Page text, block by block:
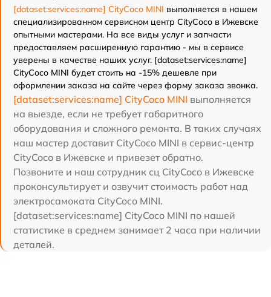
[dataset:services:name] CityCoco MINI выполняется в нашем
специализированном сервисном центр CityCoco в Ижевске
опытными мастерами. На все виды услуг и запчасти
предоставляем расширенную гарантию - мы в сервисе
уверены в качестве наших услуг. [dataset:services:name]
CityCoco MINI будет стоить на -15% дешевле при
оформлении заказа на сайте через форму заказа звонка.
[dataset:services:name] CityCoco MINI выполняется
на выезде, если не требует габаритного
оборудования и сложного ремонта. В таких случаях
наш мастер доставит CityCoco MINI в сервис-центр
CityCoco в Ижевске и привезет обратно.
Позвоните и наш сотрудник сц CityCoco в Ижевске
проконсультирует и озвучит стоимость работ над
электросамоката CityCoco MINI.
[dataset:services:name] CityCoco MINI по нашей
статистике в среднем занимает 2 часа при наличии
деталей.